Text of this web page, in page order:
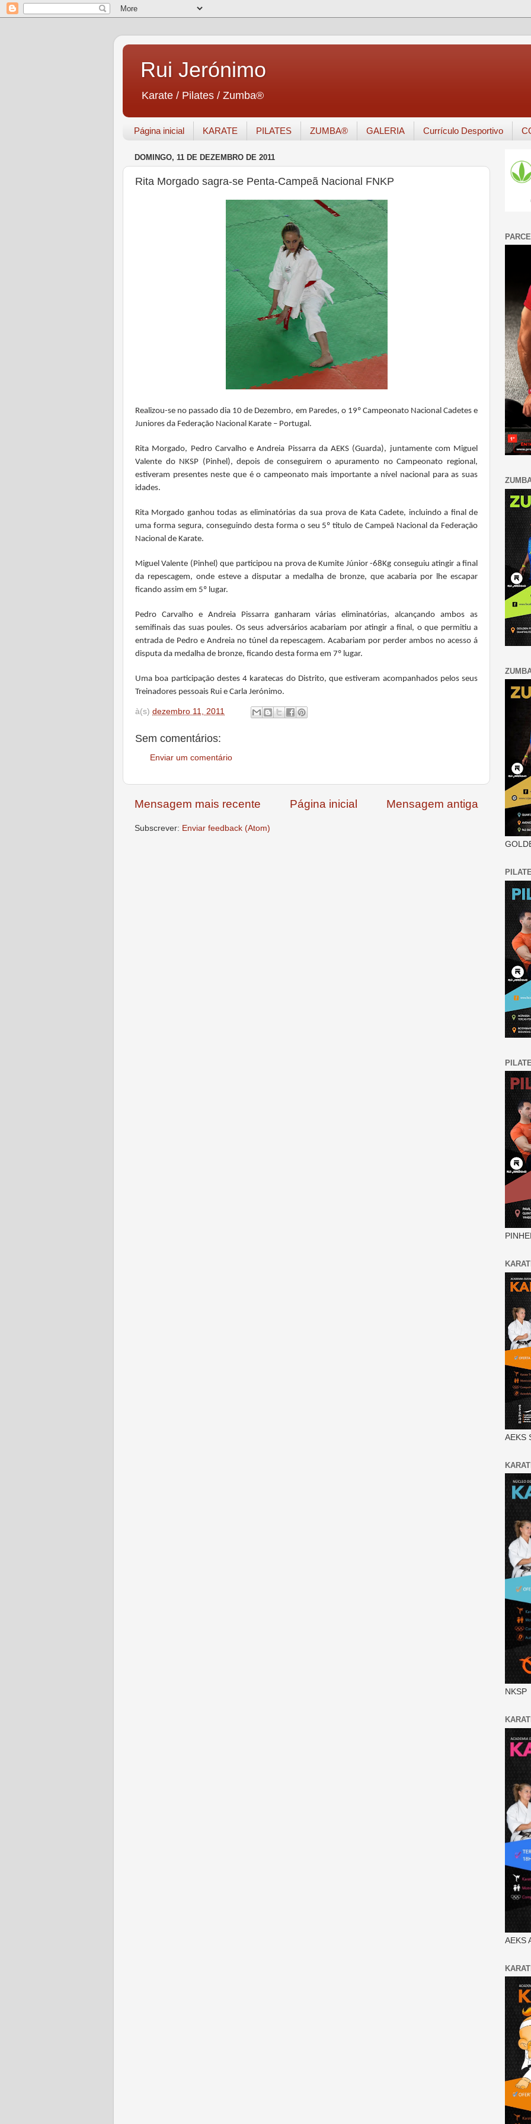
Rui Jerónimo
Karate / Pilates / Zumba®
Página inicial KARATE PILATES ZUMBA® GALERIA Currículo Desportivo
DOMINGO, 11 DE DEZEMBRO DE 2011
Rita Morgado sagra-se Penta-Campeã Nacional FNKP
Realizou-se no passado dia 10 de Dezembro, em Paredes, o 19º Campeonato Nacional Cadetes e
Juniores da Federação Nacional Karate – Portugal.
Rita Morgado, Pedro Carvalho e Andreia Pissarra da AEKS (Guarda), juntamente com Miguel
Valente do NKSP (Pinhel), depois de conseguirem o apuramento no Campeonato regional,
estiveram presentes neste que é o campeonato mais importante a nível nacional para as suas
idades.
Rita Morgado ganhou todas as eliminatórias da sua prova de Kata Cadete, incluindo a final de
uma forma segura, conseguindo desta forma o seu 5º título de Campeã Nacional da Federação
Nacional de Karate.
Miguel Valente (Pinhel) que participou na prova de Kumite Júnior -68Kg conseguiu atingir a final
da repescagem, onde esteve a disputar a medalha de bronze, que acabaria por lhe escapar
ficando assim em 5º lugar.
Pedro Carvalho e Andreia Pissarra ganharam várias eliminatórias, alcançando ambos as
semifinais das suas poules. Os seus adversários acabariam por atingir a final, o que permitiu a
entrada de Pedro e Andreia no túnel da repescagem. Acabariam por perder ambos no acesso á
disputa da medalha de bronze, ficando desta forma em 7º lugar.
Uma boa participação destes 4 karatecas do Distrito, que estiveram acompanhados pelos seus
Treinadores pessoais Rui e Carla Jerónimo.
à(s) dezembro 11, 2011
Sem comentários:
Enviar um comentário
Mensagem mais recente Mensagem antiga
Página inicial
Subscrever: Enviar feedback (Atom)
AEKS
NKSP
AEKS